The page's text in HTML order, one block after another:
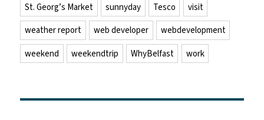
St. Georg’s Market
sunnyday Tesco
visit
weather report
web developer
webdevelopment
weekend
weekendtrip WhyBelfast work